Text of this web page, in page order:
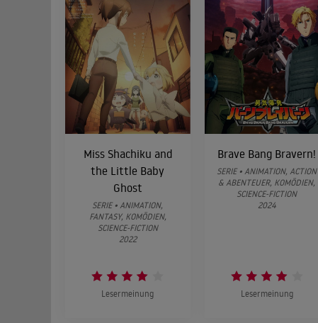
Miss Shachiku and
the Little Baby
Ghost
SERIE • ANIMATION,
FANTASY, KOMÖDIEN,
SCIENCE-FICTION
2022
Lesermeinung
Brave Bang Bravern!
SERIE • ANIMATION, ACTION
& ABENTEUER, KOMÖDIEN,
SCIENCE-FICTION
2024
Lesermeinung